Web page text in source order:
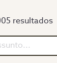
resultados